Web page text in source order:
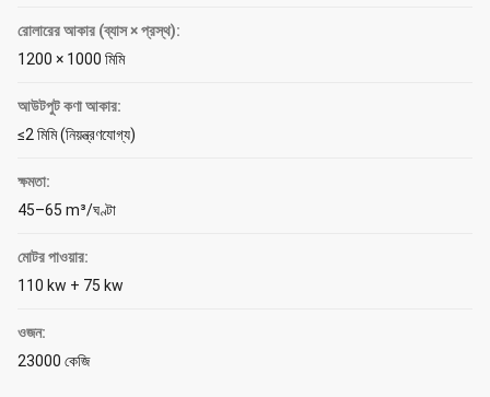
রোলারের আকার (ব্যাস × প্রস্থ):
1200 × 1000 মিমি
আউটপুট কণা আকার:
≤2 মিমি (নিয়ন্ত্রণযোগ্য)
ক্ষমতা:
45–65 m³/ঘণ্টা
মোটর পাওয়ার:
110 kw + 75 kw
ওজন:
23000 কেজি